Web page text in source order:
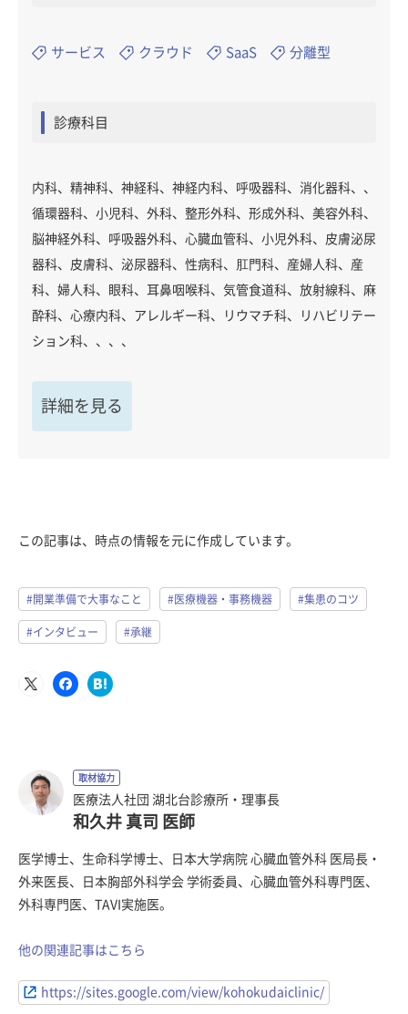
サービス クラウド SaaS 分離型
診療科目
内科、精神科、神経科、神経内科、呼吸器科、消化器科、、
循環器科、小児科、外科、整形外科、形成外科、美容外科、
脳神経外科、呼吸器外科、心臓血管科、小児外科、皮膚泌尿
器科、皮膚科、泌尿器科、性病科、肛門科、産婦人科、産
科、婦人科、眼科、耳鼻咽喉科、気管食道科、放射線科、麻
酔科、心療内科、アレルギー科、リウマチ科、リハビリテー
ション科、、、、
詳細を見る
この記事は、時点の情報を元に作成しています。
#開業準備で大事なこと #医療機器・事務機器 #集患のコツ
#インタビュー #承継
取材協力
医療法人社団 湖北台診療所・理事長
和久井 真司 医師
医学博士、生命科学博士、日本大学病院 心臓血管外科 医局長・
外来医長、日本胸部外科学会 学術委員、心臓血管外科専門医、
外科専門医、TAVI実施医。
他の関連記事はこちら
https://sites.google.com/view/kohokudaiclinic/